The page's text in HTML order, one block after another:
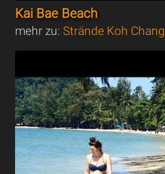
Kai Bae Beach
mehr zu:Strände Koh Chang